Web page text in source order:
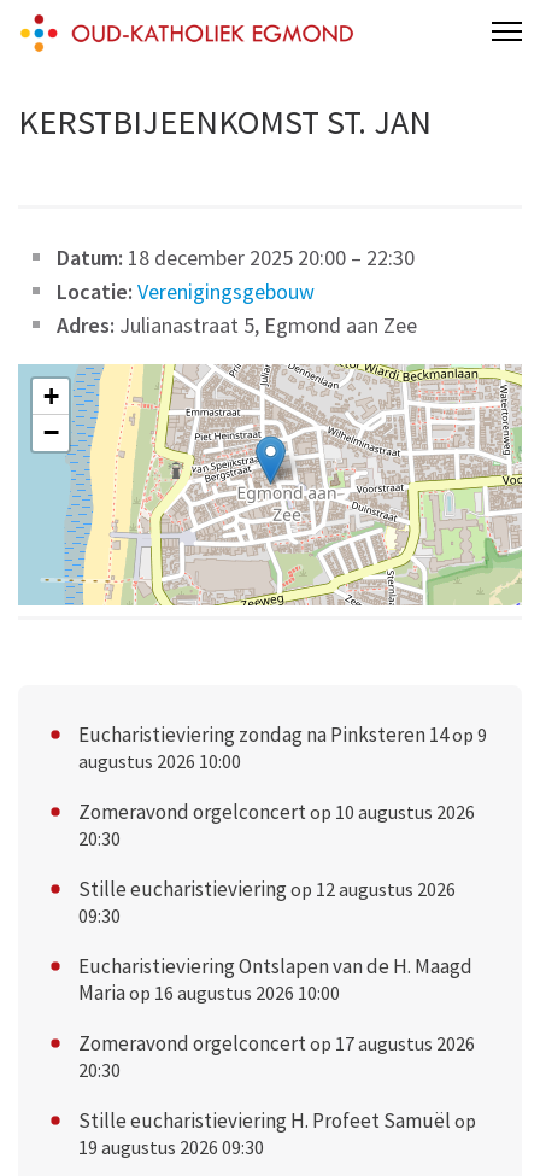
Skip
(Press
Oud-Katholieke Parochie van Egmond
KERSTBIJEENKOMST ST. JAN
Datum: 18 december 2025 20:00 – 22:30
Locatie: Verenigingsgebouw
Adres: Julianastraat 5, Egmond aan Zee
+
−
Eucharistieviering zondag na Pinksteren 14op 9
augustus 2026 10:00
Zomeravond orgelconcertop 10 augustus 2026
20:30
Stille eucharistievieringop 12 augustus 2026
09:30
Eucharistieviering Ontslapen van de H. Maagd
Mariaop 16 augustus 2026 10:00
Zomeravond orgelconcertop 17 augustus 2026
20:30
Stille eucharistieviering H. Profeet Samuël op
19 augustus 2026 09:30